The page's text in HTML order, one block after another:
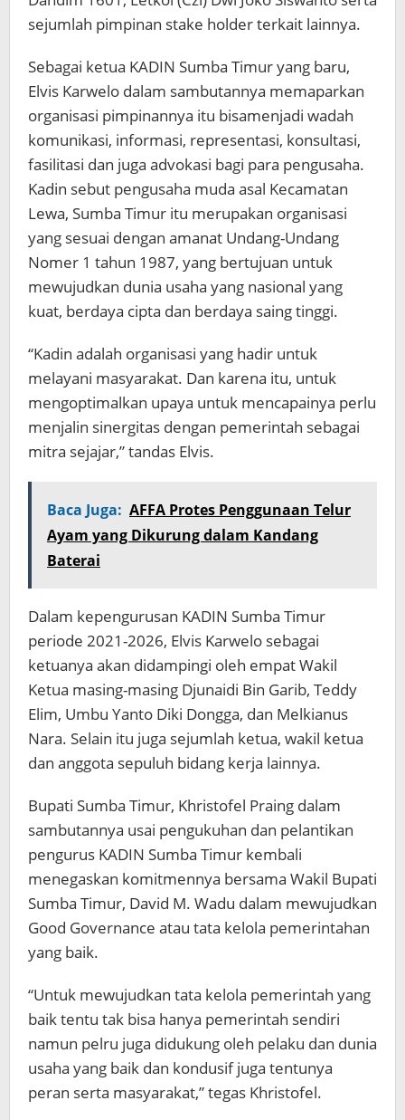
sejumlah pimpinan stake holder terkait lainnya.
Sebagai ketua KADIN Sumba Timur yang baru,
Elvis Karwelo dalam sambutannya memaparkan
organisasi pimpinannya itu bisamenjadi wadah
komunikasi, informasi, representasi, konsultasi,
fasilitasi dan juga advokasi bagi para pengusaha.
Kadin sebut pengusaha muda asal Kecamatan
Lewa, Sumba Timur itu merupakan organisasi
yang sesuai dengan amanat Undang-Undang
Nomer 1 tahun 1987, yang bertujuan untuk
mewujudkan dunia usaha yang nasional yang
kuat, berdaya cipta dan berdaya saing tinggi.
“Kadin adalah organisasi yang hadir untuk
melayani masyarakat. Dan karena itu, untuk
mengoptimalkan upaya untuk mencapainya perlu
menjalin sinergitas dengan pemerintah sebagai
mitra sejajar,” tandas Elvis.
Baca Juga: AFFA Protes Penggunaan Telur
Ayam yang Dikurung dalam Kandang
Baterai
Dalam kepengurusan KADIN Sumba Timur
periode 2021-2026, Elvis Karwelo sebagai
ketuanya akan didampingi oleh empat Wakil
Ketua masing-masing Djunaidi Bin Garib, Teddy
Elim, Umbu Yanto Diki Dongga, dan Melkianus
Nara. Selain itu juga sejumlah ketua, wakil ketua
dan anggota sepuluh bidang kerja lainnya.
Bupati Sumba Timur, Khristofel Praing dalam
sambutannya usai pengukuhan dan pelantikan
pengurus KADIN Sumba Timur kembali
menegaskan komitmennya bersama Wakil Bupati
Sumba Timur, David M. Wadu dalam mewujudkan
Good Governance atau tata kelola pemerintahan
yang baik.
“Untuk mewujudkan tata kelola pemerintah yang
baik tentu tak bisa hanya pemerintah sendiri
namun pelru juga didukung oleh pelaku dan dunia
usaha yang baik dan kondusif juga tentunya
peran serta masyarakat,” tegas Khristofel.